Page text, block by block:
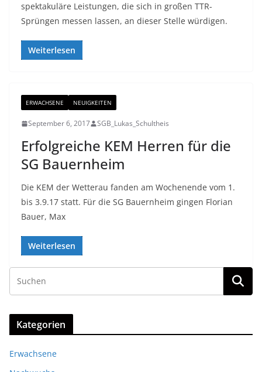
spektakuläre Leistungen, die sich in großen TTR-
Sprüngen messen lassen, an dieser Stelle würdigen.
Weiterlesen
ERWACHSENE NEUIGKEITEN
September 6, 2017 SGB_Lukas_Schultheis
Erfolgreiche KEM Herren für die
SG Bauernheim
Die KEM der Wetterau fanden am Wochenende vom 1.
bis 3.9.17 statt. Für die SG Bauernheim gingen Florian
Bauer, Max
Weiterlesen
Kategorien
Erwachsene